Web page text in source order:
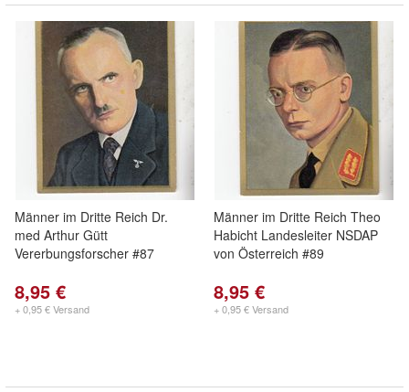
Männer im Dritte Reich Dr.
med Arthur Gütt
Vererbungsforscher #87
8,95 €
+ 0,95 € Versand
Männer im Dritte Reich Theo
Habicht Landesleiter NSDAP
von Österreich #89
8,95 €
+ 0,95 € Versand